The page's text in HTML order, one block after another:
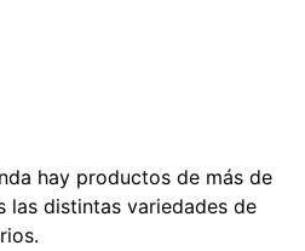
hay productos de más de
las distintas variedades de